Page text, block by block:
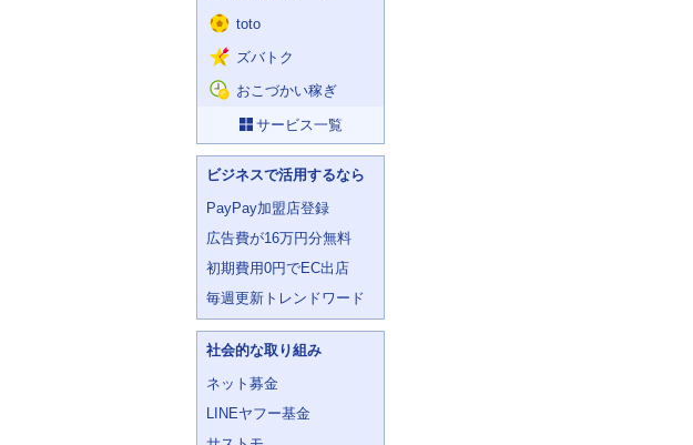
toto
ズバトク
おこづかい稼ぎ
サービス一覧
ビジネスで活用するなら
PayPay加盟店登録
広告費が16万円分無料
初期費用0円でEC出店
毎週更新トレンドワード
社会的な取り組み
ネット募金
LINEヤフー基金